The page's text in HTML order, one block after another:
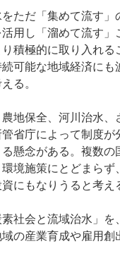
ただ「集めて流す」
用し「溜めて流す」
積極的に取り入れる
可能な地域経済にも
る。
地保全、河川治水
省庁によって制度
懸念がある。複数の
境施策にとどまら
にもなりうると考え
素社会と流域治水」
の産業育成や雇用